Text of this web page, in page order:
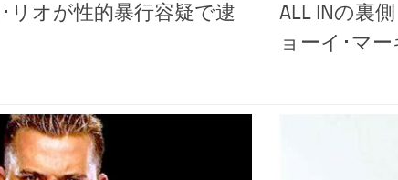
リオが性的暴行容疑で逮
ALL INの裏
ョーイ･マ